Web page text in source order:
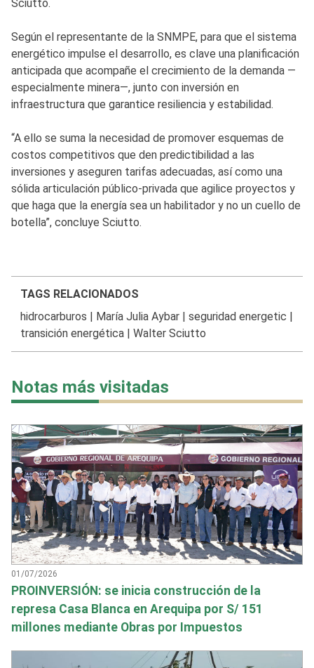
Sciutto.
Según el representante de la SNMPE, para que el sistema
energético impulse el desarrollo, es clave una planificación
anticipada que acompañe el crecimiento de la demanda —
especialmente minera—, junto con inversión en
infraestructura que garantice resiliencia y estabilidad.
“A ello se suma la necesidad de promover esquemas de
costos competitivos que den predictibilidad a las
inversiones y aseguren tarifas adecuadas, así como una
sólida articulación público-privada que agilice proyectos y
que haga que la energía sea un habilitador y no un cuello de
botella”, concluye Sciutto.
TAGS RELACIONADOS
hidrocarburos | María Julia Aybar| seguridad energetic |
transición energética| Walter Sciutto
Notas más visitadas
01/07/2026
PROINVERSIÓN: se inicia construcción de la
represa Casa Blanca en Arequipa por S/ 151
millones mediante Obras por Impuestos